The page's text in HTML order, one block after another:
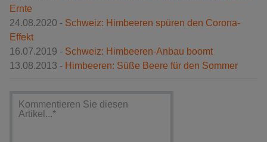
Ernte
24.08.2020 - Schweiz: Himbeeren spüren den Corona-
Effekt
16.07.2019 - Schweiz: Himbeeren-Anbau boomt
13.08.2013 - Himbeeren: Süße Beere für den Sommer